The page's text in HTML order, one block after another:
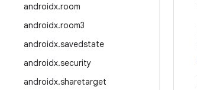
androidx.room
androidx.room3
androidx.savedstate
androidx.security
androidx.sharetarget